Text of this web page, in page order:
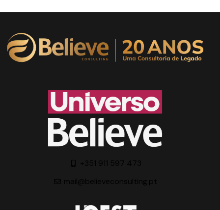
+351 911 597 473
mail@believeconsulting.pt